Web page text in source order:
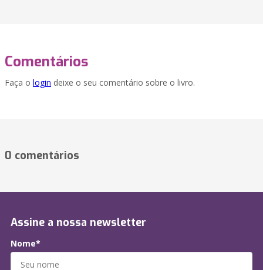
Comentários
Faça o login deixe o seu comentário sobre o livro.
0 comentários
Assine a nossa newsletter
Nome*